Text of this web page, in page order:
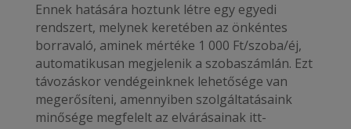
Ennek hatására hoztunk létre egy egyedi
rendszert, melynek keretében az önkéntes
borravaló, aminek mértéke 1 000 Ft/szoba/éj,
automatikusan megjelenik a szobaszámlán. Ezt
távozáskor vendégeinknek lehetősége van
megerősíteni, amennyiben szolgáltatásaink
minősége megfelelt az elvárásainak itt-